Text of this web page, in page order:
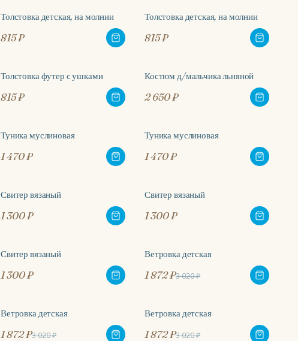
Толстовка детская, на молнии
815 ₽
Толстовка детская, на молнии
815 ₽
Толстовка футер с ушками
815 ₽
Костюм д/мальчика льняной
2 650 ₽
Туника муслиновая
1 470 ₽
Туника муслиновая
1 470 ₽
Свитер вязаный
1 300 ₽
Свитер вязаный
1 300 ₽
Свитер вязаный
1 300 ₽
-38%
Ветровка детская
1 872 ₽3 020 ₽
-38%
Ветровка детская
1 872 ₽3 020 ₽
-38%
Ветровка детская
1 872 ₽3 020 ₽